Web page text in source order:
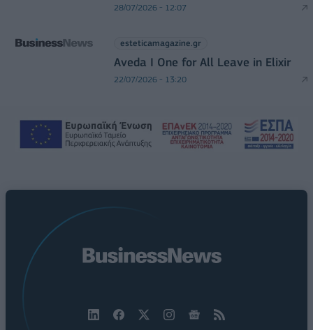
28/07/2026 - 12:07
esteticamagazine.gr
Aveda I One for All Leave in Elixir
22/07/2026 - 13:20